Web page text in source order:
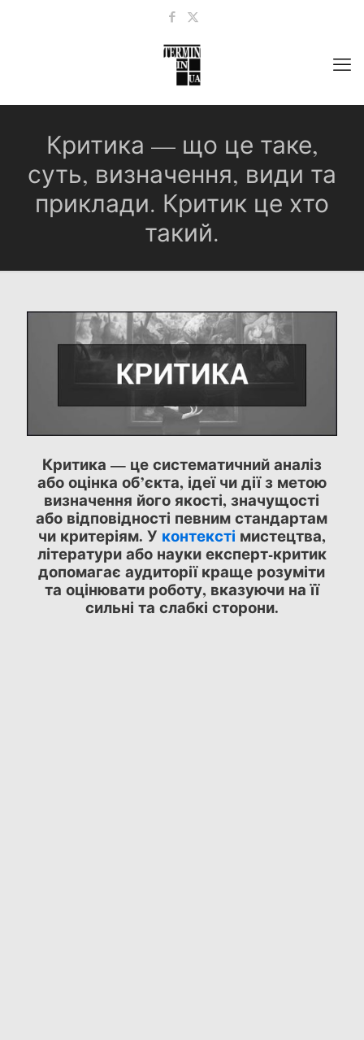
Критика — що це таке,
суть, визначення, види та
приклади. Критик це хто
такий.
Критика — це систематичний аналіз
або оцінка об’єкта, ідеї чи дії з метою
визначення його якості, значущості
або відповідності певним стандартам
чи критеріям. У контексті мистецтва,
літератури або науки експерт-критик
допомагає аудиторії краще розуміти
та оцінювати роботу, вказуючи на її
сильні та слабкі сторони.